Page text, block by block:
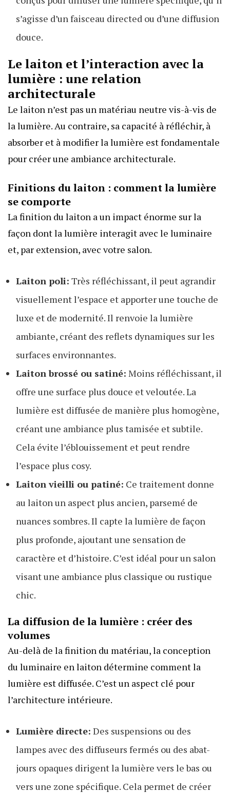
s’agisse d’un faisceau directed ou d’une diffusion
douce.
Le laiton et l’interaction avec la
lumière : une relation
architecturale
Le laiton n’est pas un matériau neutre vis-à-vis de
la lumière. Au contraire, sa capacité à réfléchir, à
absorber et à modifier la lumière est fondamentale
pour créer une ambiance architecturale.
Finitions du laiton : comment la lumière
se comporte
La finition du laiton a un impact énorme sur la
façon dont la lumière interagit avec le luminaire
et, par extension, avec votre salon.
Laiton poli: Très réfléchissant, il peut agrandir
visuellement l’espace et apporter une touche de
luxe et de modernité. Il renvoie la lumière
ambiante, créant des reflets dynamiques sur les
surfaces environnantes.
Laiton brossé ou satiné: Moins réfléchissant, il
offre une surface plus douce et veloutée. La
lumière est diffusée de manière plus homogène,
créant une ambiance plus tamisée et subtile.
Cela évite l’éblouissement et peut rendre
l’espace plus cosy.
Laiton vieilli ou patiné: Ce traitement donne
au laiton un aspect plus ancien, parsemé de
nuances sombres. Il capte la lumière de façon
plus profonde, ajoutant une sensation de
caractère et d’histoire. C’est idéal pour un salon
visant une ambiance plus classique ou rustique
chic.
La diffusion de la lumière : créer des
volumes
Au-delà de la finition du matériau, la conception
du luminaire en laiton détermine comment la
lumière est diffusée. C’est un aspect clé pour
l’architecture intérieure.
Lumière directe: Des suspensions ou des
lampes avec des diffuseurs fermés ou des abat-
jours opaques dirigent la lumière vers le bas ou
vers une zone spécifique. Cela permet de créer